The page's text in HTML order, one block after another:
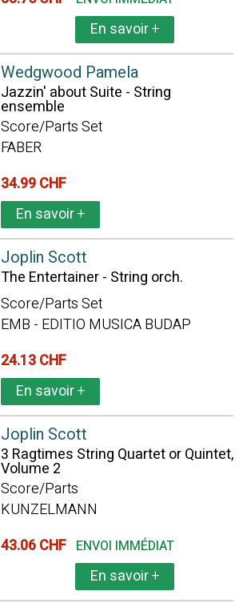
En savoir+
Wedgwood Pamela
Jazzin' about Suite - String
ensemble
Score/Parts Set
FABER
34.99 CHF
En savoir+
Joplin Scott
The Entertainer - String orch.
Score/Parts Set
EMB - EDITIO MUSICA BUDAP
24.13 CHF
En savoir+
Joplin Scott
3 Ragtimes String Quartet or Quintet,
Volume 2
Score/Parts
KUNZELMANN
43.06 CHF ENVOI IMMÉDIAT
En savoir+